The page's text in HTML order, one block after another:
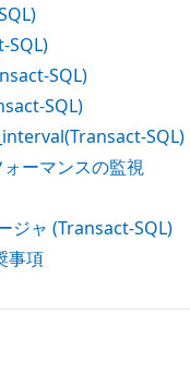
SQL)
SQL)
SQL)
SQL)
ーマンスの監視
ジャ (Transact-SQL)
事項